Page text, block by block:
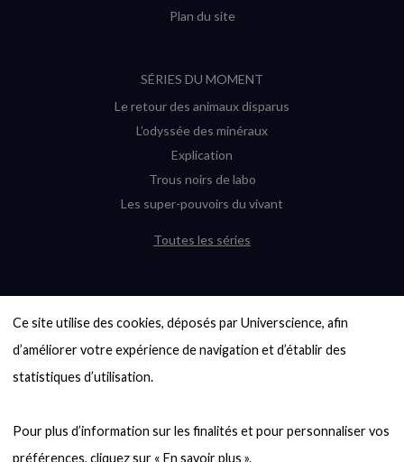
Ce site utilise des cookies, déposés par Universcience, afin
d’améliorer votre expérience de navigation et d’établir des
statistiques d’utilisation.
Pour plus d’information sur les finalités et pour personnaliser vos
Plan du site
SÉRIES DU MOMENT
Le retour des animaux disparus
L’odyssée des minéraux
Explication
Trous noirs de labo
Les super-pouvoirs du vivant
Toutes les séries
6000 exoplanètes, et pas de « Terre »
en vue ?
Quel avenir pour les cryptos ?
Entre mathématiques et politique : la
quête d’un vote équitable